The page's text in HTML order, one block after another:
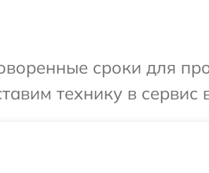
сроки для
технику в сервис